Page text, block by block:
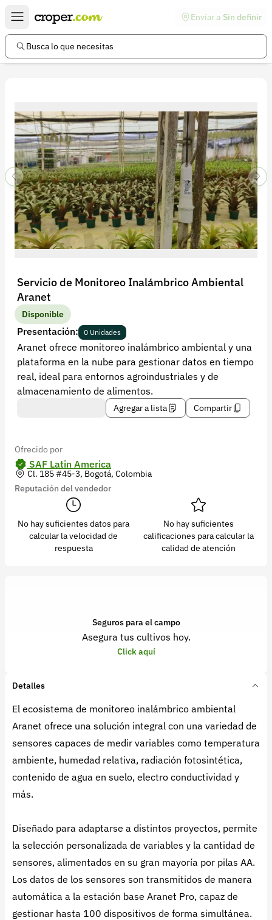
Enviar a Sin definir
Busca lo que necesitas
Servicio de Monitoreo Inalámbrico Ambiental
Aranet
Disponible
Presentación: 0 Unidades
Aranet ofrece monitoreo inalámbrico ambiental y una
plataforma en la nube para gestionar datos en tiempo
real, ideal para entornos agroindustriales y de
almacenamiento de alimentos.
Agregar a lista Compartir
Ofrecido por
SAF Latin America
Cl. 185 #45-3, Bogotá, Colombia
Reputación del vendedor
No hay suficientes datos para
calcular la velocidad de
respuesta
No hay suficientes
calificaciones para calcular la
calidad de atención
Seguros para el campo
Asegura tus cultivos hoy.
Click aquí
Detalles
El ecosistema de monitoreo inalámbrico ambiental
Aranet ofrece una solución integral con una variedad de
sensores capaces de medir variables como temperatura
ambiente, humedad relativa, radiación fotosintética,
contenido de agua en suelo, electro conductividad y
más.
Diseñado para adaptarse a distintos proyectos, permite
la selección personalizada de variables y la cantidad de
sensores, alimentados en su gran mayoría por pilas AA.
Los datos de los sensores son transmitidos de manera
automática a la estación base Aranet Pro, capaz de
gestionar hasta 100 dispositivos de forma simultánea.
Enlaces de interés
Preguntas frecuentes
Información legal
Términos y condiciones
Política de devoluciones
Política de privacidad
Cuenta
Iniciar sesión
Recuperar contraseña
Contacto
Soporte
+57 323 2931928
contacto@croper.com
© 2026 Croper.com Todos los derechos reservados